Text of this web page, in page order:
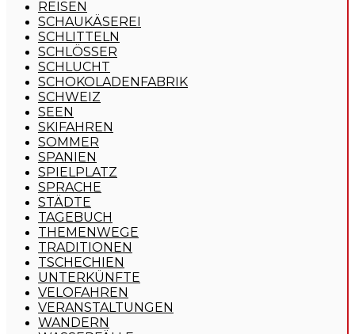
REISEN
SCHAUKÄSEREI
SCHLITTELN
SCHLÖSSER
SCHLUCHT
SCHOKOLADENFABRIK
SCHWEIZ
SEEN
SKIFAHREN
SOMMER
SPANIEN
SPIELPLATZ
SPRACHE
STÄDTE
TAGEBUCH
THEMENWEGE
TRADITIONEN
TSCHECHIEN
UNTERKÜNFTE
VELOFAHREN
VERANSTALTUNGEN
WANDERN